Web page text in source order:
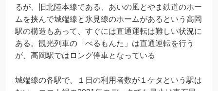
るが、旧北陸本線である、あいの風とやま鉄道のホー
ムを挟んで城端線と氷見線のホームがあるという高岡
駅の構造もあって、すぐには直通運転は難しい状況に
ある。観光列車の「べるもんた」は直通運転を行う
が、高岡駅ではロング停車となっている
城端線の各駅で、１日の利用者数が１ケタという駅は